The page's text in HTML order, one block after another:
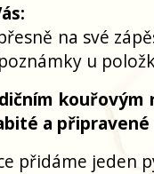
na své
u
kouřovým
a
přidáme jeden